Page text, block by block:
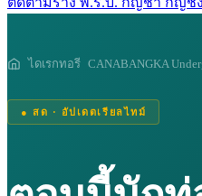
ไดเรกทอรี CANABANGKA
● สด · อัปเดตเรียลไทม์